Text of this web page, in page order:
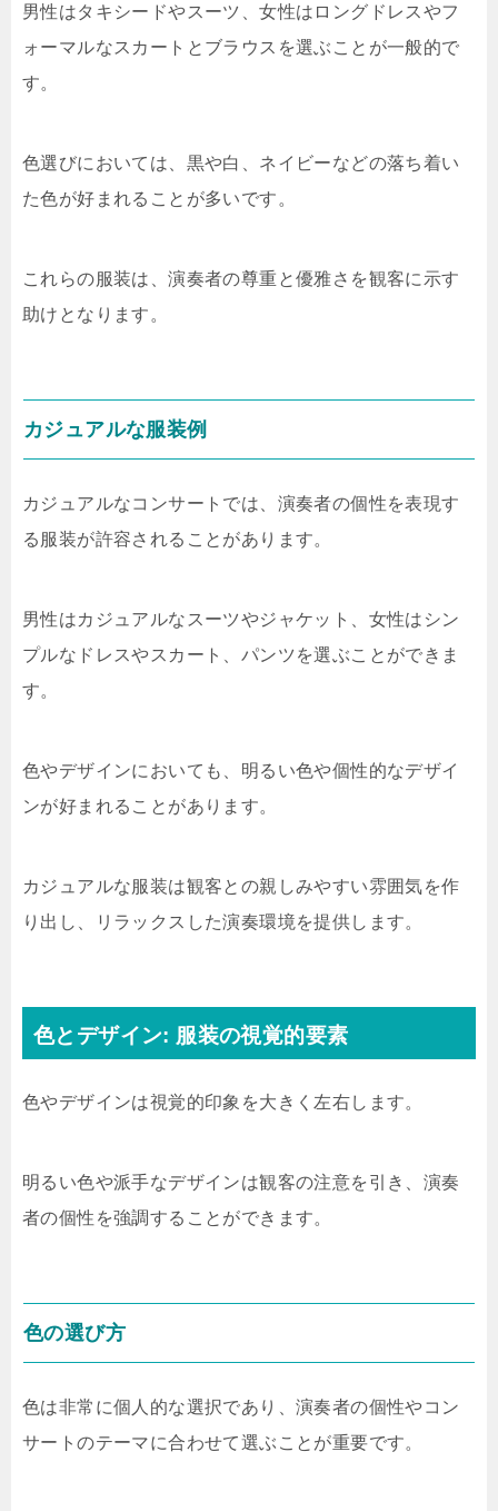
男性はタキシードやスーツ、女性はロングドレスやフ
ォーマルなスカートとブラウスを選ぶことが一般的で
す。
色選びにおいては、黒や白、ネイビーなどの落ち着い
た色が好まれることが多いです。
これらの服装は、演奏者の尊重と優雅さを観客に示す
助けとなります。
カジュアルな服装例
カジュアルなコンサートでは、演奏者の個性を表現す
る服装が許容されることがあります。
男性はカジュアルなスーツやジャケット、女性はシン
プルなドレスやスカート、パンツを選ぶことができま
す。
色やデザインにおいても、明るい色や個性的なデザイ
ンが好まれることがあります。
カジュアルな服装は観客との親しみやすい雰囲気を作
り出し、リラックスした演奏環境を提供します。
色とデザイン: 服装の視覚的要素
色やデザインは視覚的印象を大きく左右します。
明るい色や派手なデザインは観客の注意を引き、演奏
者の個性を強調することができます。
色の選び方
色は非常に個人的な選択であり、演奏者の個性やコン
サートのテーマに合わせて選ぶことが重要です。